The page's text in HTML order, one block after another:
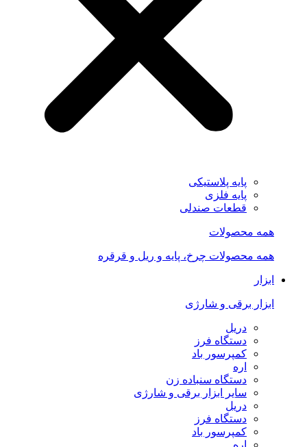
پایه پلاستیکی
پایه فلزی
قطعات صندلی
همه محصولات
همه محصولات چرخ، پایه و ریل و قرقره
ابزار
ابزار برقی و شارژی
دریل
دستگاه فرز
کمپرسور باد
اره
دستگاه سنباده زن
سایر ابزار برقی و شارژی
دریل
دستگاه فرز
کمپرسور باد
اره